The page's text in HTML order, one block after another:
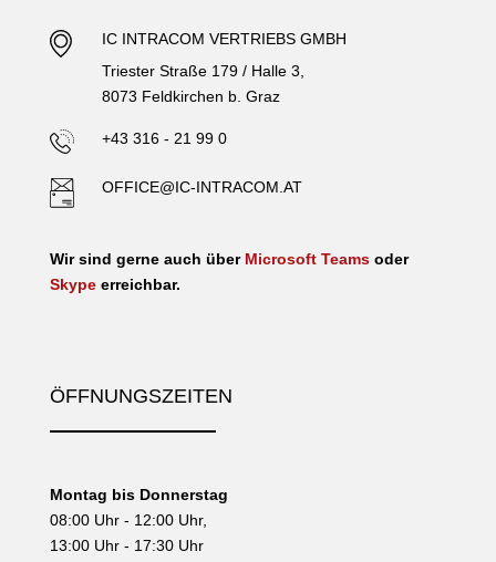
IC INTRACOM VERTRIEBS GMBH
Triester Straße 179 / Halle 3,
8073 Feldkirchen b. Graz
+43 316 - 21 99 0
OFFICE@IC-INTRACOM.AT
Wir sind gerne auch über Microsoft Teamsoder
Skypeerreichbar.
ÖFFNUNGSZEITEN
Montag bis Donnerstag
08:00 Uhr - 12:00 Uhr,
13:00 Uhr - 17:30 Uhr